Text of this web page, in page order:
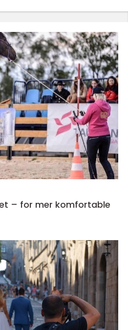
– for mer komfortable